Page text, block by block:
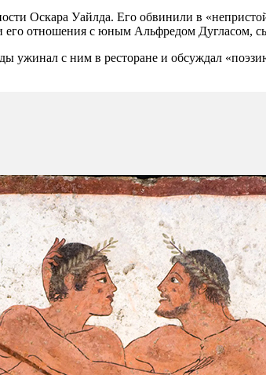
Оскара Уайлда. Его обвинили в
его отношения с юным Альфредом Дугласом,
ужинал с ним в ресторане и обсуждал